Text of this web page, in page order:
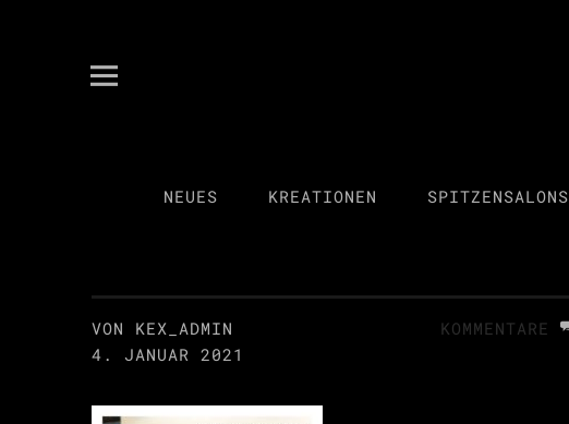
NEUES KREATIONEN SPITZENSALONS
VON KEX_ADMIN
4. JANUAR 2021
KOMMENTARE